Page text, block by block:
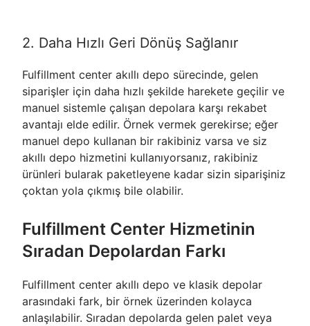
2. Daha Hızlı Geri Dönüş Sağlanır
Fulfillment center akıllı depo sürecinde, gelen
siparişler için daha hızlı şekilde harekete geçilir ve
manuel sistemle çalışan depolara karşı rekabet
avantajı elde edilir. Örnek vermek gerekirse; eğer
manuel depo kullanan bir rakibiniz varsa ve siz
akıllı depo hizmetini kullanıyorsanız, rakibiniz
ürünleri bularak paketleyene kadar sizin siparişiniz
çoktan yola çıkmış bile olabilir.
Fulfillment Center Hizmetinin
Sıradan Depolardan Farkı
Fulfillment center akıllı depo ve klasik depolar
arasındaki fark, bir örnek üzerinden kolayca
anlaşılabilir. Sıradan depolarda gelen palet veya